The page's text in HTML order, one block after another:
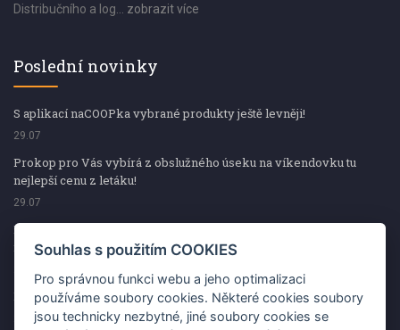
Distribučního a log... zobrazit více
Poslední novinky
S aplikací naCOOPka vybrané produkty ještě levněji!
29.07
Prokop pro Vás vybírá z obslužného úseku na víkendovku tu
nejlepší cenu z letáku!
29.07
Prokop pro Vás vybírá z obslužného úseku na víkendovku tu
nejlepší cenu z letáku!
Kup špekáčky od Váhaly a vyhraj s naCOOPkou sekerku Fiskars
29.07
Souhlas s použitím COOKIES
Pro správnou funkci webu a jeho optimalizaci
používáme soubory cookies. Některé cookies soubory
jsou technicky nezbytné, jiné soubory cookies se